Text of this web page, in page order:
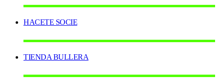
HACETE SOCIE
TIENDA BULLERA